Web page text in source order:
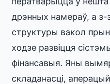
дрэнных намераў, а з-
структуры вакол
ходзе развіцця
фінансавыя. Яны
складанасці,